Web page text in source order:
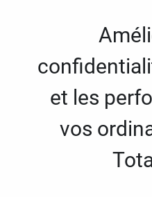
et les
vos